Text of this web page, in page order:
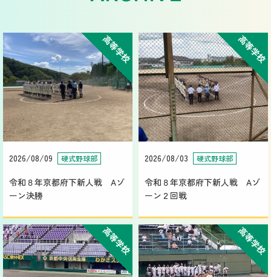
高等学校
2026/08/09 硬式野球部
令和８年京都府下新人戦 Aゾ
ーン決勝
高等学校
2026/08/03 硬式野球部
令和８年京都府下新人戦 Aゾ
ーン２回戦
高等学校 高等学校